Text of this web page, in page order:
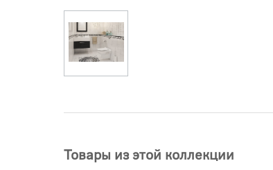
Товары из этой коллекции